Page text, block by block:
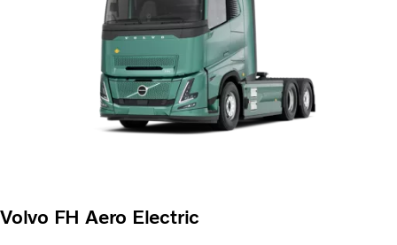
Volvo FH Aero Electric